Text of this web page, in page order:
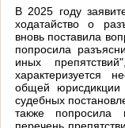
В 2025 году
ходатайство о
вновь поставила
попросила
иных
характеризуется
общей юрисдикции
судебных
также попросила
перечень